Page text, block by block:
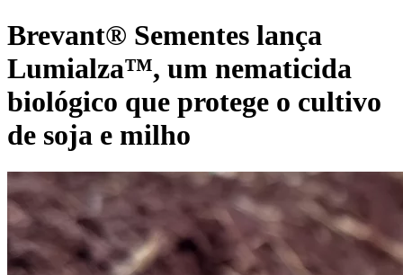
Brevant® Sementes lança
Lumialza™, um nematicida
biológico que protege o cultivo
de soja e milho